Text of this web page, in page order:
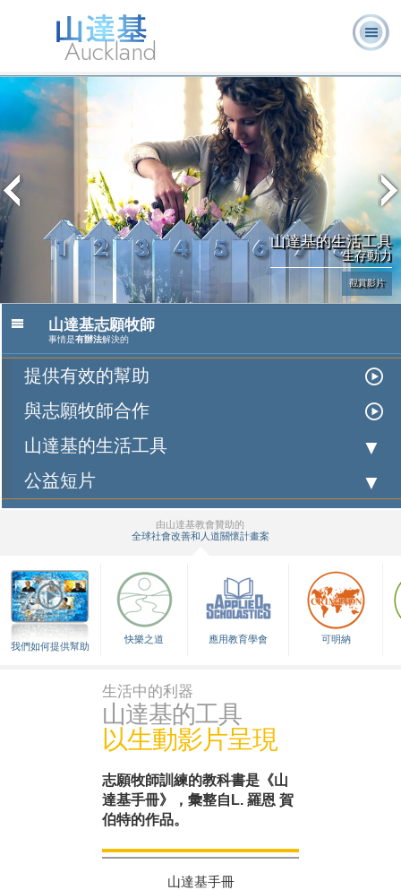
Auckland
關於我
們
L. 羅恩 賀伯
特
什麼是山達
志願牧
師
常見的問
山達基的生活工具
生存動力
觀賞影片
山達基志願牧師
事情是有辦法解決的
提供有效的幫助
與志願牧師合作
山達基的生活工具
公益短片
由山達基教會贊助的
全球社會改善和人道關懷計畫案
我們如何提供幫助
快樂之道 應用教育學會 可明納
生活中的利器
山達基的工具
以生動影片呈現
志願牧師訓練的教科書是 《山
達基手冊》，彙整自L. 羅恩 賀
伯特的作品。
山達基手冊